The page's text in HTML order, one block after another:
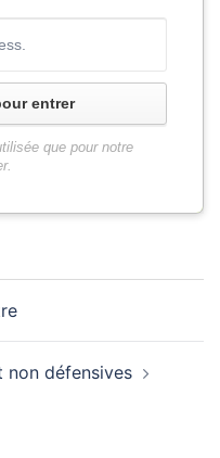
entrer
que pour notre
non défensives